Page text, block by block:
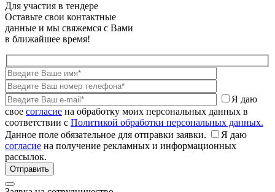
Для участия в тендере
Оставьте свои контактные
данные и мы свяжемся с Вами
в ближайшее время!
Я даю
свое согласие на обработку моих персональных данных в
соответствии с Политикой обработки персональных данных.
Данное поле обязательное для отправки заявки.
Я даю
согласие на получение рекламных и информационных
рассылок.